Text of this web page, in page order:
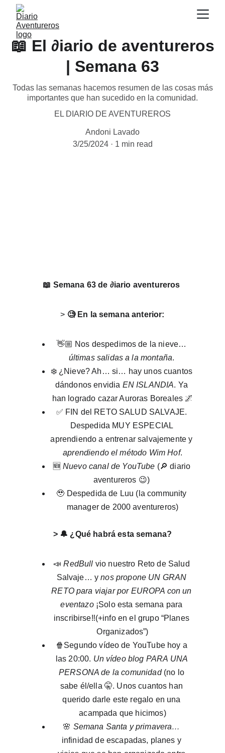
📖 El ∂iario de aventureros
| Semana 63
Todas las semanas hacemos resumen de las cosas más
importantes que han sucedido en la comunidad.
EL DIARIO DE AVENTUREROS
Andoni Lavado
3/25/2024
1 min read
📖 Semana 63 de ∂iario aventureros
> 🧐 En la semana anterior:
👋🏼 Nos despedimos de la nieve…
últimas salidas a la montaña.
❄️ ¿Nieve? Ah… si… hay unos cuantos
dándonos envidia EN ISLANDIA. Ya
han logrado cazar Auroras Boreales 🌌
✅ FIN del RETO SALUD SALVAJE.
Despedida MUY ESPECIAL
aprendiendo a entrenar salvajemente y
aprendiendo el método Wim Hof.
🆕 Nuevo canal de YouTube (🔎 diario
aventureros 😉)
🥹 Despedida de Luu (la community
manager de 2000 aventureros)
> 🔔 ¿Qué habrá esta semana?
📣 RedBull vio nuestro Reto de Salud
Salvaje… y nos propone UN GRAN
RETO para viajar por EUROPA con un
eventazo ¡Solo esta semana para
inscribirse‼️(+info en el grupo “Planes
Organizados”)
🍿Segundo vídeo de YouTube hoy a
las 20:00. Un vídeo blog PARA UNA
PERSONA de la comunidad (no lo
sabe él/ella 🤫. Unos cuantos han
querido darle este regalo en una
acampada que hicimos)
🌸 Semana Santa y primavera…
infinidad de escapadas, planes y